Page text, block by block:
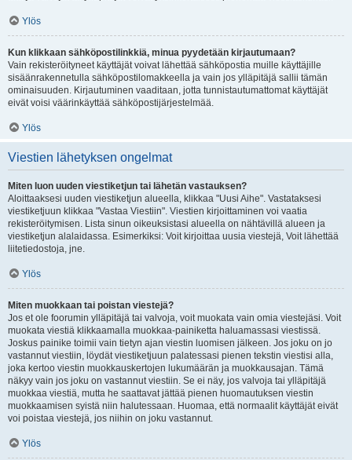
Ylös
Kun klikkaan sähköpostilinkkiä, minua pyydetään kirjautumaan?
Vain rekisteröityneet käyttäjät voivat lähettää sähköpostia muille käyttäjille
sisäänrakennetulla sähköpostilomakkeella ja vain jos ylläpitäjä sallii tämän
ominaisuuden. Kirjautuminen vaaditaan, jotta tunnistautumattomat käyttäjät
eivät voisi väärinkäyttää sähköpostijärjestelmää.
Ylös
Viestien lähetyksen ongelmat
Miten luon uuden viestiketjun tai lähetän vastauksen?
Aloittaaksesi uuden viestiketjun alueella, klikkaa "Uusi Aihe". Vastataksesi
viestiketjuun klikkaa "Vastaa Viestiin". Viestien kirjoittaminen voi vaatia
rekisteröitymisen. Lista sinun oikeuksistasi alueella on nähtävillä alueen ja
viestiketjun alalaidassa. Esimerkiksi: Voit kirjoittaa uusia viestejä, Voit lähettää
liitetiedostoja, jne.
Ylös
Miten muokkaan tai poistan viestejä?
Jos et ole foorumin ylläpitäjä tai valvoja, voit muokata vain omia viestejäsi. Voit
muokata viestiä klikkaamalla muokkaa-painiketta haluamassasi viestissä.
Joskus painike toimii vain tietyn ajan viestin luomisen jälkeen. Jos joku on jo
vastannut viestiin, löydät viestiketjuun palatessasi pienen tekstin viestisi alla,
joka kertoo viestin muokkauskertojen lukumäärän ja muokkausajan. Tämä
näkyy vain jos joku on vastannut viestiin. Se ei näy, jos valvoja tai ylläpitäjä
muokkaa viestiä, mutta he saattavat jättää pienen huomautuksen viestin
muokkaamisen syistä niin halutessaan. Huomaa, että normaalit käyttäjät eivät
voi poistaa viestejä, jos niihin on joku vastannut.
Ylös